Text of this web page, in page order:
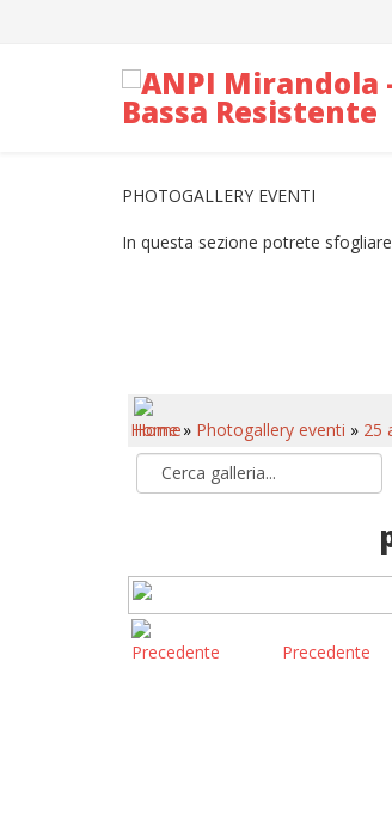
PHOTOGALLERY EVENTI
In questa sezione potrete
Home» Photogallery eventi » 25
Precedente